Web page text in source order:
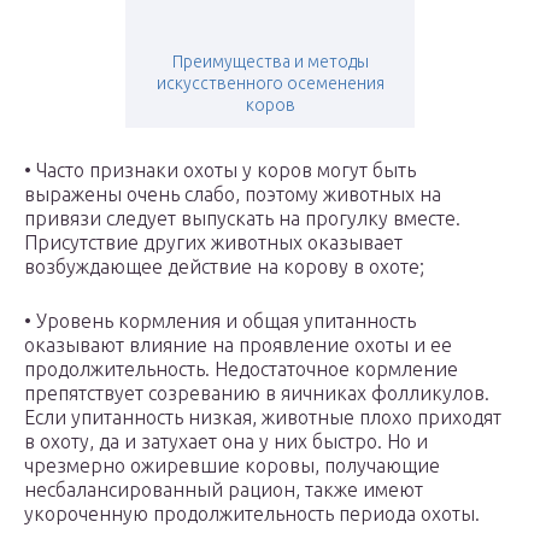
Преимущества и методы
искусственного осеменения
коров
• Часто признаки охоты у коров могут быть
выражены очень слабо, поэтому животных на
привязи следует выпускать на прогулку вместе.
Присутствие других животных оказывает
возбуждающее действие на корову в охоте;
• Уровень кормления и общая упитанность
оказывают влияние на проявление охоты и ее
продолжительность. Недостаточное кормление
препятствует созреванию в яичниках фолликулов.
Если упитанность низкая, животные плохо приходят
в охоту, да и затухает она у них быстро. Но и
чрезмерно ожиревшие коровы, получающие
несбалансированный рацион, также имеют
укороченную продолжительность периода охоты.